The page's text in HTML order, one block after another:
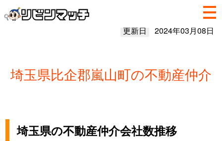
更新日 2024年03月08日
埼玉県比企郡嵐山町の不動産仲介
埼玉県の不動産仲介会社数推移